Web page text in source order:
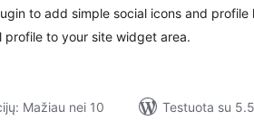
to add simple social icons and
profile to your site widget area.
Mažiau nei 10
Testuota su